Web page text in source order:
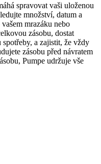
spravovat vaši uloženou
množství, datum a
mrazáku nebo
zásobu, dostat
a zajistit, že vždy
zásobu před návratem
Pumpe udržuje vše